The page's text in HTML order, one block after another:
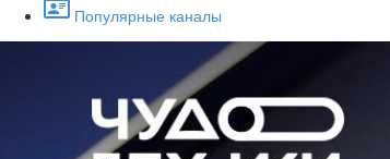
Популярные каналы